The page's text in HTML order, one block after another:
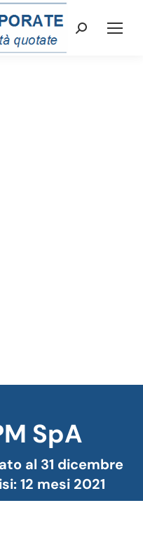
Cerca:
SpA
al 31 dicembre
12 mesi 2021